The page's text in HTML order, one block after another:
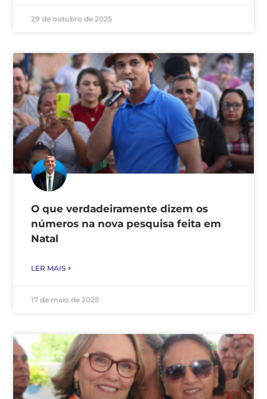
29 de outubro de 2025
O que verdadeiramente dizem os
números na nova pesquisa feita em
Natal
LER MAIS +
17 de maio de 2025